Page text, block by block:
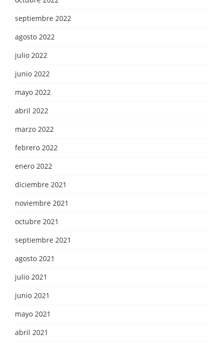
septiembre 2022
agosto 2022
julio 2022
junio 2022
mayo 2022
abril 2022
marzo 2022
febrero 2022
enero 2022
diciembre 2021
noviembre 2021
octubre 2021
septiembre 2021
agosto 2021
julio 2021
junio 2021
mayo 2021
abril 2021